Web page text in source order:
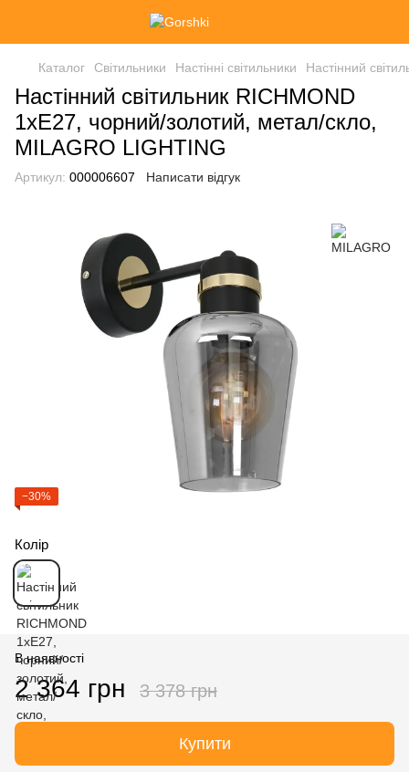
Каталог Світильники Настінні світильники Настінний
Настінний світильник RICHMOND
1xE27, чорний/золотий, метал/скло,
MILAGRO LIGHTING
Артикул: 000006607 Написати відгук
−30%
Колір
В наявності
2 364 грн 3 378 грн
Купити